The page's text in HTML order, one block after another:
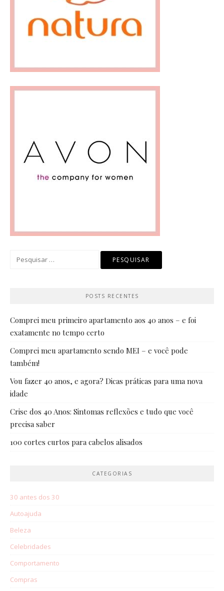
POSTS RECENTES
Comprei meu primeiro apartamento aos 40 anos – e foi
exatamente no tempo certo
Comprei meu apartamento sendo MEI – e você pode
também!
Vou fazer 40 anos, e agora? Dicas práticas para uma nova
idade
Crise dos 40 Anos: Sintomas reflexões e tudo que você
precisa saber
100 cortes curtos para cabelos alisados
CATEGORIAS
30 antes dos 30
Autoajuda
Beleza
Celebridades
Comportamento
Compras